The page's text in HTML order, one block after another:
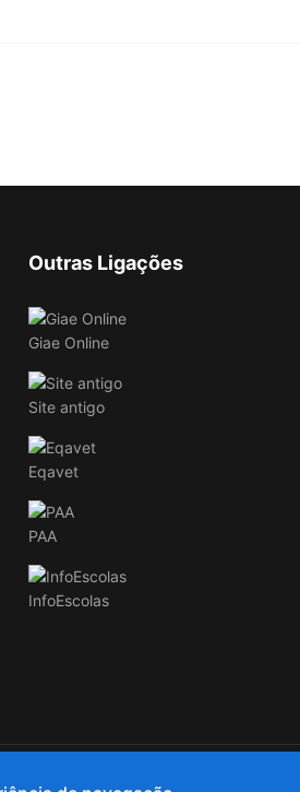
Outras Ligações
Giae Online
Site antigo
Eqavet
PAA
InfoEscolas